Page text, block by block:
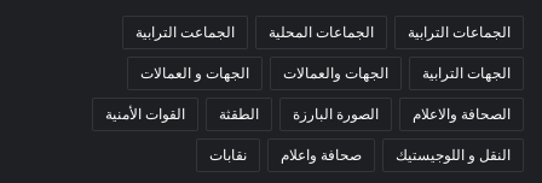
الجماعات الترابية الجماعات المحلية الجماعت الترابية
الجهات الترابية الجهات والعمالات الجهات و العمالات
الصحافة والاعلام الصورة البارزة الطقثة القوات الأمنية
النقل و اللوجيستيك صحافة واعلام نقابات